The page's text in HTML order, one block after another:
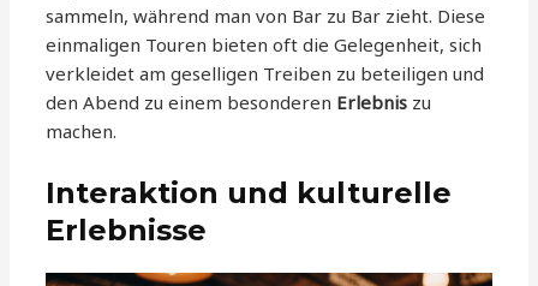
sammeln, während man von Bar zu Bar zieht. Diese
einmaligen Touren bieten oft die Gelegenheit, sich
verkleidet am geselligen Treiben zu beteiligen und
den Abend zu einem besonderen Erlebnis zu
machen.
Interaktion und kulturelle
Erlebnisse